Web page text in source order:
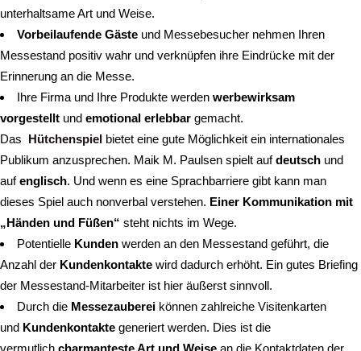
unterhaltsame Art und Weise.
Vorbeilaufende Gäste und Messebesucher nehmen Ihren
Messestand positiv wahr und verknüpfen ihre Eindrücke mit der
Erinnerung an die Messe.
Ihre Firma und Ihre Produkte werden werbewirksam
vorgestellt und emotional erlebbar gemacht.
Das Hütchenspiel bietet eine gute Möglichkeit ein internationales
Publikum anzusprechen. Maik M. Paulsen spielt aufdeutsch und
aufenglisch. Und wenn es eine Sprachbarriere gibt kann man
dieses Spiel auch nonverbal verstehen. Einer Kommunikation mit
„Händen und Füßen“ steht nichts im Wege.
Potentielle Kunden werden an den Messestand geführt, die
Anzahl der Kundenkontakte wird dadurch erhöht. Ein gutes Briefing
der Messestand-Mitarbeiter ist hier äußerst sinnvoll.
Durch die Messezauberei können zahlreiche Visitenkarten
und Kundenkontakte generiert werden. Dies ist die
vermutlich charmanteste Art und Weise an die Kontaktdaten der